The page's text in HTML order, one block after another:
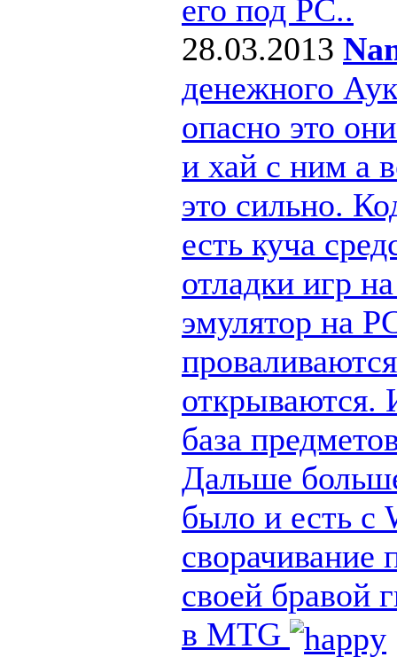
его под РС..
28.03.2013
денежного
опасно это
и хай с ним а
это сильно.
есть куча
отладки игр
эмулятор на
открываются.
база
Дальше
было и есть с
сворачивание
своей бравой
в MTG